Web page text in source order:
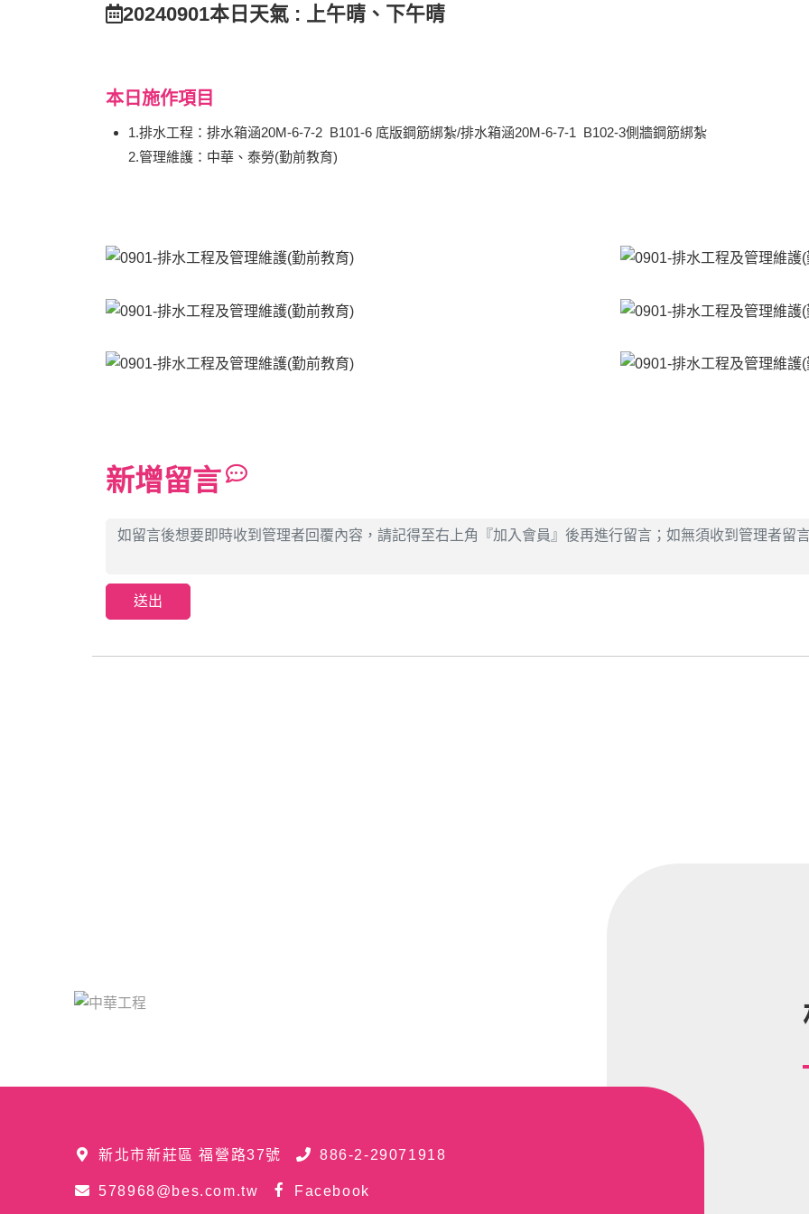
20240901本日天氣 : 上午晴、下午晴
本日施作項目
1.排水工程：排水箱涵20M-6-7-2 B101-6 底版鋼筋綁紮/排水箱涵20M-6-7-1 B102-3側牆鋼筋綁紮
2.管理維護：中華、泰勞(勤前教育)
新增留言
送出
新北市新莊區 福營路37號 886-2-29071918
578968@bes.com.tw Facebook